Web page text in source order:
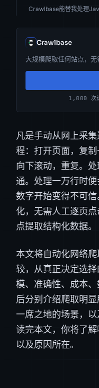
Crawlbase能替我处理
Crawlbase
大规模爬取任何站点，无
1,000 次
凡是手动从网上采
程：打开页面，复制
向下滚动，重复。
通。处理一万行时便
数字开始变得不可
化，无需人工逐页
点提取结构化数据。
本文将自动化网络
较，从真正决定选
模、准确性、成本
后分别介绍爬取明
一席之地的场景，以
读完本文，你将了解
以及原因所在。